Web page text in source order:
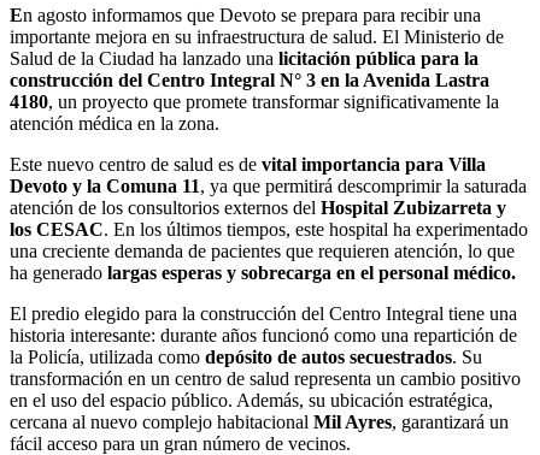
En agosto informamos que Devoto se prepara para recibir una
importante mejora en su infraestructura de salud. El Ministerio de
Salud de la Ciudad ha lanzado una licitación pública para la
construcción del Centro Integral N° 3 en la Avenida Lastra
4180, un proyecto que promete transformar significativamente la
atención médica en la zona.
Este nuevo centro de salud es de vital importancia para Villa
Devoto y la Comuna 11, ya que permitirá descomprimir la saturada
atención de los consultorios externos del Hospital Zubizarreta y
los CESAC. En los últimos tiempos, este hospital ha experimentado
una creciente demanda de pacientes que requieren atención, lo que
ha generado largas esperas y sobrecarga en el personal médico.
El predio elegido para la construcción del Centro Integral tiene una
historia interesante: durante años funcionó como una repartición de
la Policía, utilizada como depósito de autos secuestrados. Su
transformación en un centro de salud representa un cambio positivo
en el uso del espacio público. Además, su ubicación estratégica,
cercana al nuevo complejo habitacional Mil Ayres, garantizará un
fácil acceso para un gran número de vecinos.